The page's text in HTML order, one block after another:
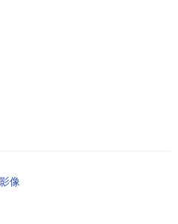
像